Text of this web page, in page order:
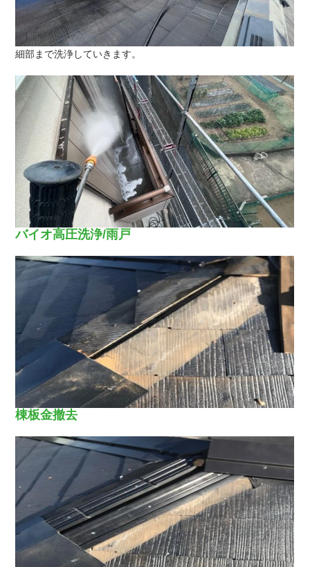
細部まで洗浄していきます。
バイオ高圧洗浄/雨戸
棟板金撤去